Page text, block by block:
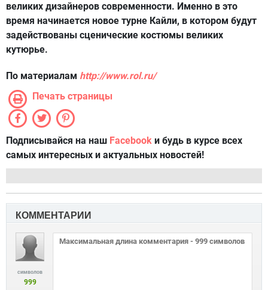
великих дизайнеров современности. Именно в это
время начинается новое турне Кайли, в котором будут
задействованы сценические костюмы великих
кутюрье.
По материалам http://www.rol.ru/
Печать страницы
Подписывайся на наш Facebook и будь в курсе всех
самых интересных и актуальных новостей!
КОММЕНТАРИИ
символов
999